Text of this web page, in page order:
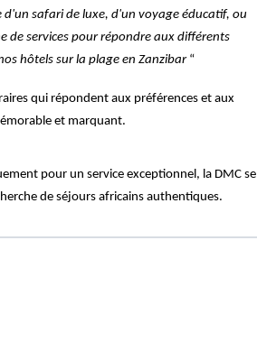
d'un safari de luxe, d'un voyage éducatif, ou
de services pour répondre aux différents
hôtels sur la plage en Zanzibar“
qui répondent aux préférences et aux
et marquant.
pour un service exceptionnel, la DMC se
de séjours africains authentiques.